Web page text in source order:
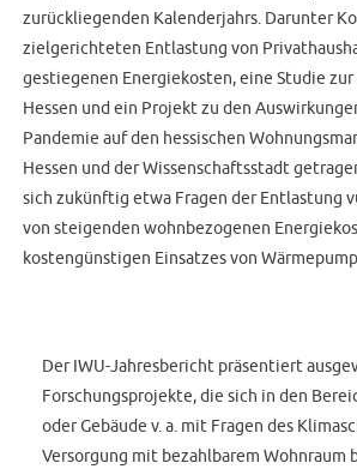
zurückliegenden Kalenderjahrs. Darunter
zielgerichteten Entlastung von
gestiegenen Energiekosten, eine Studie zur
Hessen und ein Projekt zu den
Pandemie auf den hessischen
Hessen und der Wissenschaftsstadt
sich zukünftig etwa Fragen der Entlastung
von steigenden wohnbezogenen
kostengünstigen Einsatzes von
Der IWU-Jahresbericht präsentiert
Forschungsprojekte, die sich in den
oder Gebäude v. a. mit Fragen des
Versorgung mit bezahlbarem Wohnraum